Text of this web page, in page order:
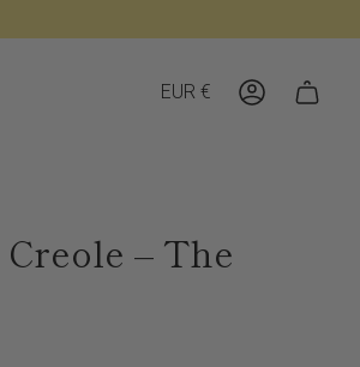
Währung
EUR € Konto
– The